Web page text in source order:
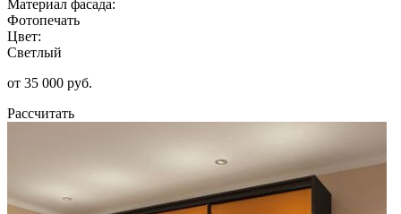
Материал фасада:
Фотопечать
Цвет:
Светлый
от 35 000 руб.
Рассчитать